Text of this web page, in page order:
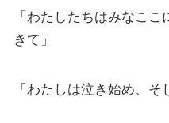
「わたしたちはみなこ
きて」
「わたしは泣き始め、そ